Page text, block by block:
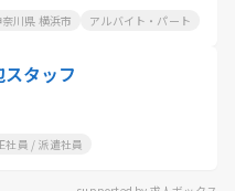
川県 横浜市 アルバイト・パート
タッフ
社員 / 派遣社員